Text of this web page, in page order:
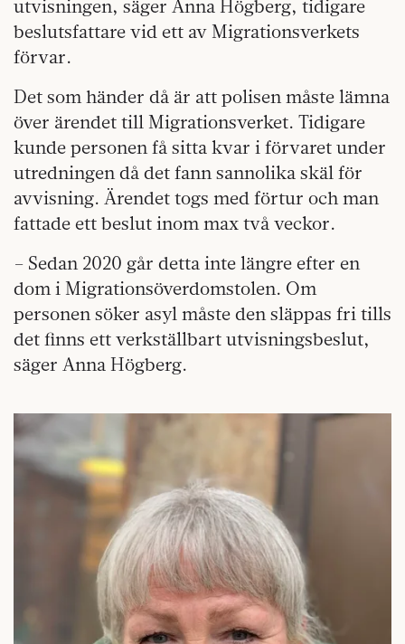
utvisningen, säger Anna Högberg, tidigare
beslutsfattare vid ett av Migrationsverkets
förvar.
Det som händer då är att polisen måste lämna
över ärendet till Migrationsverket. Tidigare
kunde personen få sitta kvar i förvaret under
utredningen då det fann sannolika skäl för
avvisning. Ärendet togs med förtur och man
fattade ett beslut inom max två veckor.
– Sedan 2020 går detta inte längre efter en
dom i Migrationsöverdomstolen. Om
personen söker asyl måste den släppas fri tills
det finns ett verkställbart utvisningsbeslut,
säger Anna Högberg.